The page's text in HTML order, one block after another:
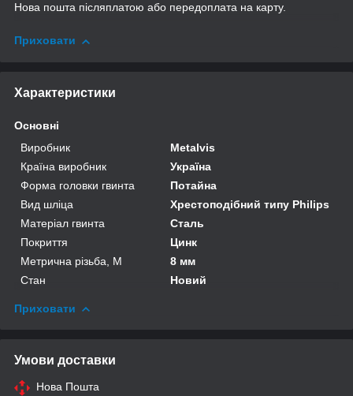
Нова пошта післяплатою або передоплата на карту.
Приховати
Характеристики
Основні
Виробник
Metalvis
Країна виробник
Україна
Форма головки гвинта
Потайна
Вид шліца
Хрестоподібний типу Philips
Матеріал гвинта
Сталь
Покриття
Цинк
Метрична різьба, М
8 мм
Стан
Новий
Приховати
Умови доставки
Нова Пошта